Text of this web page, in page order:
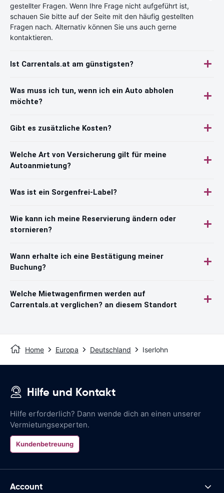
gestellter Fragen. Wenn Ihre Frage nicht aufgeführt ist,
schauen Sie bitte auf der Seite mit den häufig gestellten
Fragen nach. Alternativ können Sie uns auch gerne
kontaktieren.
Ist Carrentals.at am günstigsten?
Was muss ich tun, wenn ich ein Auto abholen
möchte?
Gibt es zusätzliche Kosten?
Welche Art von Versicherung gilt für meine
Autoanmietung?
Was ist ein Sorgenfrei-Label?
Wie kann ich meine Reservierung ändern oder
stornieren?
Wann erhalte ich eine Bestätigung meiner
Buchung?
Welche Mietwagenfirmen werden auf
Carrentals.at verglichen? an diesem Standort
Home Europa Deutschland Iserlohn
Hilfe und Kontakt
Hilfe erforderlich? Dann wende dich an einen unserer
Vermietungsexperten.
Kundenbetreuung
Account